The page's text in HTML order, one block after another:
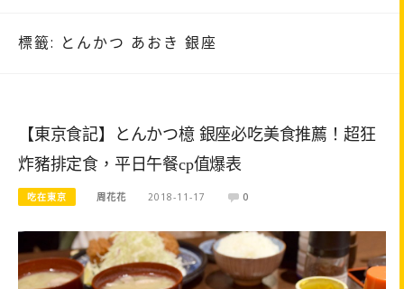
標籤: とんかつ あおき 銀座
【東京食記】とんかつ檍 銀座必吃美食推薦！超狂
炸豬排定食，平日午餐cp值爆表
吃在東京 周花花 2018-11-17 0